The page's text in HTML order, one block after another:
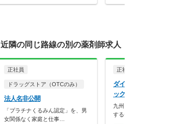
近隣の同じ路線の別の薬剤師求人
正社員
ドラッグストア（OTCのみ）
法人名非公開
「プラチナくるみん認定」を、男
女関係なく家庭と仕事…
正社員
ダイレックス株式会社
ックス国分店
九州～北陸地方に約300店舗
するディスカウント…